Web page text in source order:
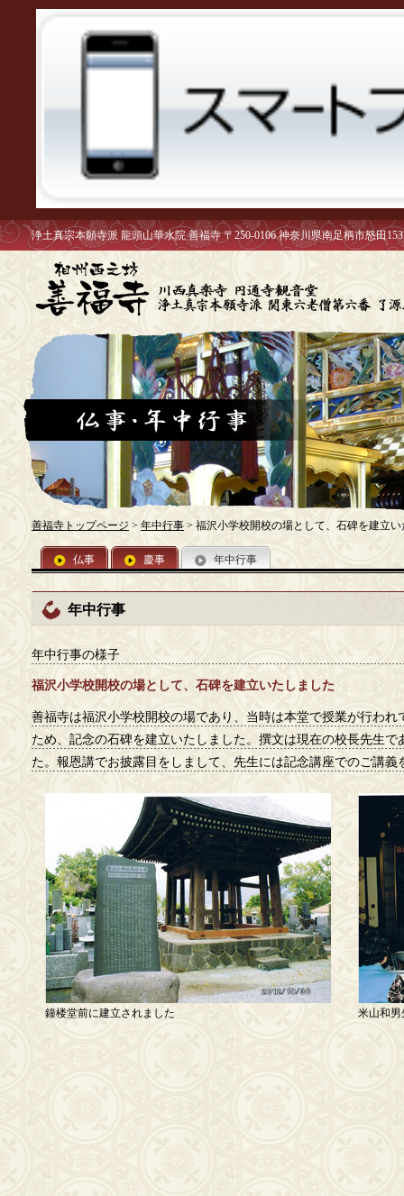
浄土真宗本願寺派 龍頭山華水院 善福寺 〒250-0106 神奈川県南足柄市怒田153
善福寺トップページ > 年中行事 > 福沢小学校開校の場として、石碑を建立
仏事 慶事 年中行事
年中行事
年中行事の様子
福沢小学校開校の場として、石碑を建立いたしました
善福寺は福沢小学校開校の場であり、当時は本堂で授業が行わ
ため、記念の石碑を建立いたしました。撰文は現在の校長先生
た。報恩講でお披露目をしまして、先生には記念講座でのご講義
鐘楼堂前に建立されました 米山和男